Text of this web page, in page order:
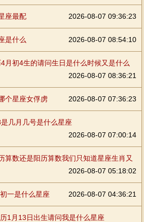
座最配 2026-08-07 09:36:23
是什么 2026-08-07 08:54:10
月初4生的请问生日是什么时候又是什么
2026-08-07 08:36:21
个星座女俘虏 2026-08-07 07:36:23
几月几号是什么星座
2026-08-07 07:00:14
算数还是阳历算数我们只知道星座生肖又
2026-08-07 05:18:02
一是什么星座 2026-08-07 04:36:21
1月13日出生请问我是什么星座